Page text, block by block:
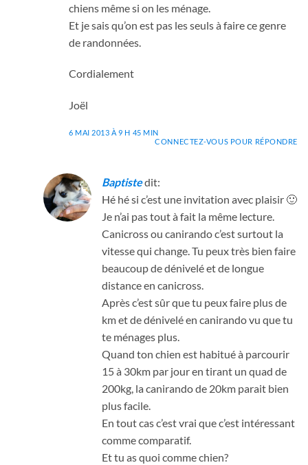
chiens même si on les ménage.
Et je sais qu’on est pas les seuls à faire ce genre
de randonnées.
Cordialement
Joël
6 MAI 2013 À 9 H 45 MIN
CONNECTEZ-VOUS POUR RÉPONDRE
Baptistedit:
Hé hé si c’est une invitation avec plaisir 🙂
Je n’ai pas tout à fait la même lecture.
Canicross ou canirando c’est surtout la
vitesse qui change. Tu peux très bien faire
beaucoup de dénivelé et de longue
distance en canicross.
Après c’est sûr que tu peux faire plus de
km et de dénivelé en canirando vu que tu
te ménages plus.
Quand ton chien est habitué à parcourir
15 à 30km par jour en tirant un quad de
200kg, la canirando de 20km parait bien
plus facile.
En tout cas c’est vrai que c’est intéressant
comme comparatif.
Et tu as quoi comme chien?